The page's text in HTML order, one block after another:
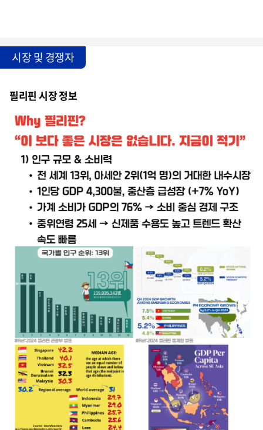
시장 및 경쟁자
필리핀 시장 정보